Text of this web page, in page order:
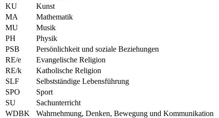
KU
Kunst
MA
Mathematik
MU
Musik
PH
Physik
PSB
Persönlichkeit und soziale Beziehungen
RE/e
Evangelische Religion
RE/k
Katholische Religion
SLF
Selbstständige Lebensführung
SPO
Sport
SU
Sachunterricht
WDBK
Wahrnehmung, Denken, Bewegung und Kommunikation